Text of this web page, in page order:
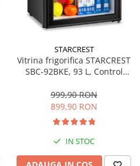
STARCREST
Vitrina frigorifica STARCREST
SBC-92BKE, 93 L, Control
83.2 cm, Negru
999,90 RON
899,90 RON
IN STOC